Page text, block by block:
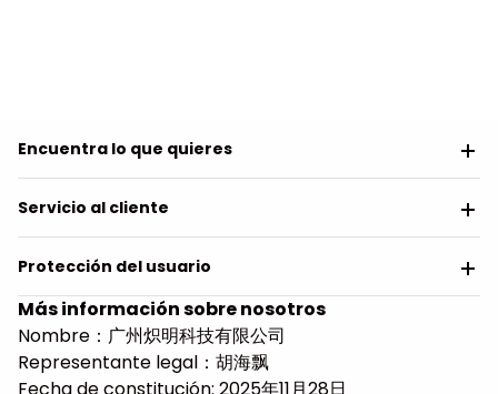
Encuentra lo que quieres
Servicio al cliente
Protección del usuario
Más información sobre nosotros
Nombre：广州炽明科技有限公司
Representante legal：胡海飘